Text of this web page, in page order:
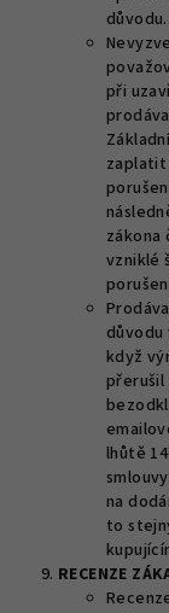
důvodu.
při
zaplatit
zákona
vzniklé
důvodu
když
přerušil
lhůtě
na
to
RECENZE